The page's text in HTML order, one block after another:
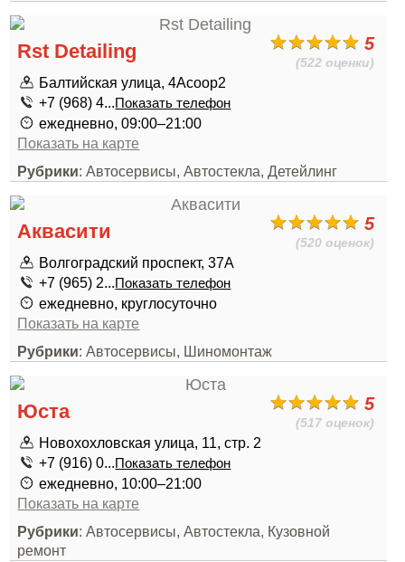
5
(522 оценки)
Rst Detailing
Балтийская улица, 4Асоор2
+7 (968) 4...Показать телефон
ежедневно, 09:00–21:00
Показать на карте
Рубрики: Автосервисы, Автостекла, Детейлинг
5
(520 оценок)
Аквасити
Волгоградский проспект, 37А
+7 (965) 2...Показать телефон
ежедневно, круглосуточно
Показать на карте
Рубрики: Автосервисы, Шиномонтаж
5
(517 оценок)
Юста
Новохохловская улица, 11, стр. 2
+7 (916) 0...Показать телефон
ежедневно, 10:00–21:00
Показать на карте
Рубрики: Автосервисы, Автостекла, Кузовной
ремонт